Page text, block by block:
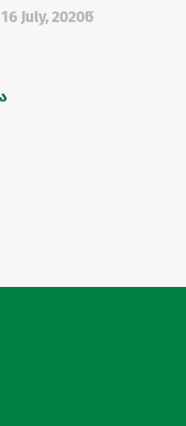
July, 2020წ